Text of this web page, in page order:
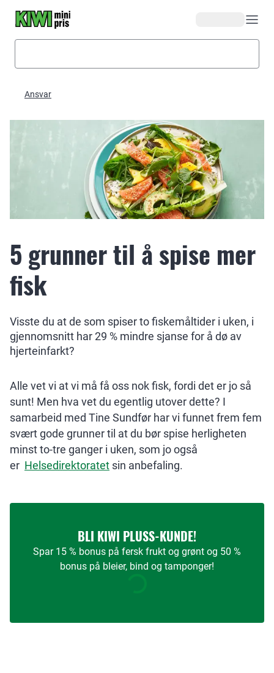
Ansvar
5 grunner til å spise mer
fisk
Visste du at de som spiser to fiskemåltider i uken, i
gjennomsnitt har 29 % mindre sjanse for å dø av
hjerteinfarkt?
Alle vet vi at vi må få oss nok fisk, fordi det er jo så
sunt! Men hva vet du egentlig utover dette? I
samarbeid med Tine Sundfør har vi funnet frem fem
svært gode grunner til at du bør spise herligheten
minst to-tre ganger i uken, som jo også
er Helsedirektoratet sin anbefaling.
BLI KIWI PLUSS-KUNDE!
Spar 15 % bonus på fersk frukt og grønt og 50 %
bonus på bleier, bind og tamponger!